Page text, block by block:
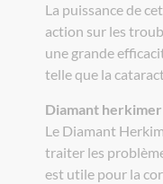
La puissance de
action sur les
une grande
telle que la
Diamant herkimer
Le Diamant
traiter les
est utile pour la